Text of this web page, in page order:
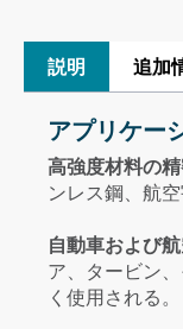
説明 追加
アプリケー
高強度材料の精
ンレス鋼、航
自動車および
ア、タービン
く使用される。